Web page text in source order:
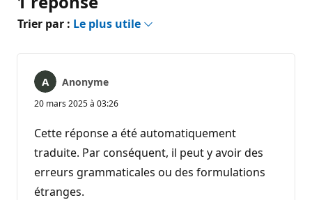
Trier par : Le plus utile
Anonyme
20 mars 2025 à 03:26
Cette réponse a été automatiquement
traduite. Par conséquent, il peut y avoir des
erreurs grammaticales ou des formulations
étranges.